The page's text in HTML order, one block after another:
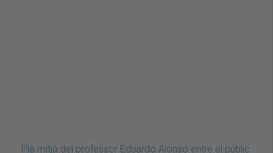
Plà mitjà del professor Eduardo Alonso entre el públic